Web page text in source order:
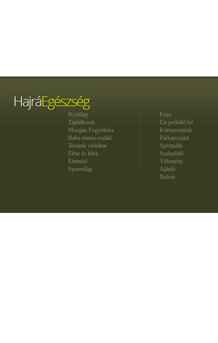
Nyitólap
Táplálkozás
Mozgás-Fogyókúra
Baba-mama-család
Testünk védelme
Elme és lélek
Életmód
Sportvilág
Friss
Ezt próbáld ki!
Környezetünk
Párkapcsolat
Spirituális
Szabadidő
Vélemény
Ajánló
Bulvár